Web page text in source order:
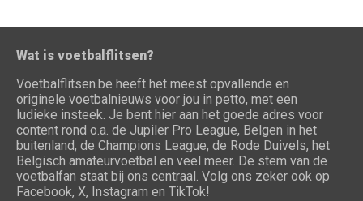
Wat is voetbalflitsen?
Voetbalflitsen.be heeft het meest opvallende en
originele voetbalnieuws voor jou in petto, met een
ludieke insteek. Je bent hier aan het goede adres voor
content rond o.a. de Jupiler Pro League, Belgen in het
buitenland, de Champions League, de Rode Duivels, het
Belgisch amateurvoetbal en veel meer. De stem van de
voetbalfan staat bij ons centraal. Volg ons zeker ook op
Facebook, X, Instagram en TikTok!